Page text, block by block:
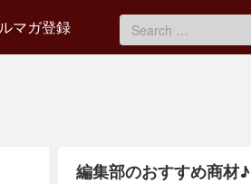
マガ登録
編集部のおすすめ商材♪